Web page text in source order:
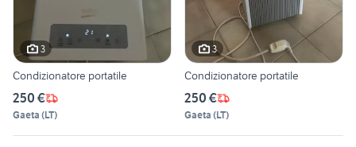
3
Condizionatore portatile
250 €
Gaeta (LT)
3
Condizionatore portatile
250 €
Gaeta (LT)